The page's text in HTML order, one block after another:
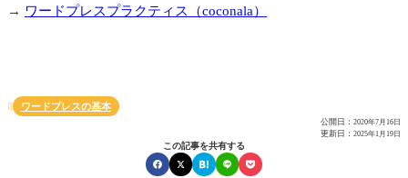
→ ワードプレスプラクティス（coconala）
 ワードプレスの基本
公開日： 2020年7月16日
更新日： 2025年1月19日
この記事を共有する